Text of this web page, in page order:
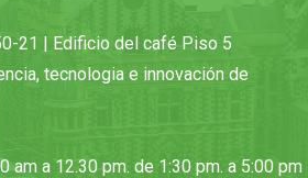
21 | Edificio del café Piso 5
tecnologia e innovación de
am a 12.30 pm. de 1:30 pm. a 5:00 pm